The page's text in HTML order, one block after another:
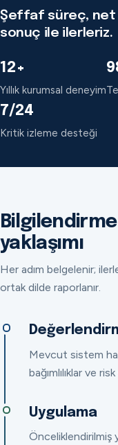
Şeffaf süreç, net
sonuç ile ilerleriz.
12+
Yıllık kurumsal deneyim
7/24
Kritik izleme desteği
yaklaşımı
Her adım belgelenir;
ortak dilde raporlanır.
Mevcut sistem
bağımlılıklar ve
Uygulama
Önceliklendirilmiş